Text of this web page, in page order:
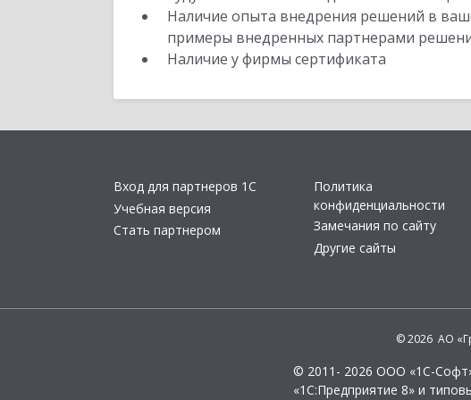
Наличие опыта внедрения решений в
примеры внедренных партнерами
Наличие у фирмы сертификата
Вход для партнеров 1С
Учебная версия
Стать партнером
Политика
конфиденциальности
Замечания по сайту
Другие сайты
© 2026 АО
© 2011- 2026 ООО «1С-
«1С:Предприятие 8» и